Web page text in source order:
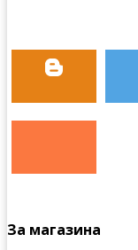
За магазина